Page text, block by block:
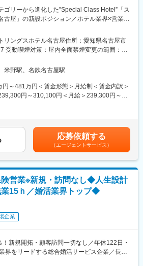
標の達成度に応じてインセンティブを支給し
取り組み次第で年収伸び率が高い点も特徴で
200万円～400万円
～
、お客様のニーズに応じて、適性を踏まえて
します。
談の進め方まで、1か月間の研修を通じて学び
を目指せる体制を整えており、未経験の方で
員数と実績を背景に、高い信頼性と安心感が
ゴリーから進化した”Special Class Hotel”「ス
古屋」の新設ポジション／ホテル業界×営業職
名古屋ではこれまで 法人宴会セールスが中心
る営業強化の必要性が増加しています。その
化の法人セールス」ポジションを新設。あな
い営業の形を一緒に作っていく立ち上げのフ
宴会の販売促進を担当いただきます。
の強化 がメイン業務になります。
のセット提案
定の相談
のレイアウト提案、打合せ
営業と新規顧客開拓
・宿泊）との連携・調整
ョン部門のマネジメントを目指すのは勿論、
のキャリアパスも豊富にあります。
リングスホテル名古屋住所：愛知県名古屋市
受動喫煙対策：屋内全面禁煙変更の範囲：会
米野駅、名鉄名古屋駅
円～481万円＜賃金形態＞月給制＜賃金内訳＞
円～310,100円＜月給＞239,300円～
額であり、選考を通じて上下する可能性があ
)は固定手当を含めた表記です。
応募依頼する
（エージェントサービス）
険営業※新規・訪問なし◆人生設計
15ｈ／婚活業界トップ◆
企業
新規開拓・顧客訪問一切なし／年休122日・
界をリードする総合婚活サービス企業／長期